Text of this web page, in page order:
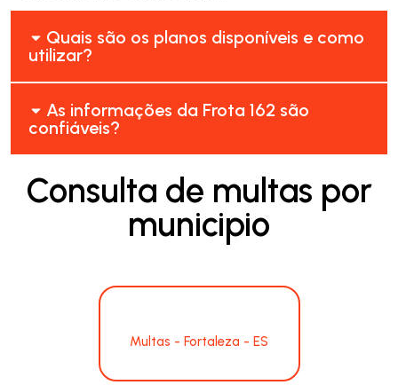
Quais são os planos disponíveis e como
utilizar?
As informações da Frota 162 são
confiáveis?
Consulta de multas por
municipio
Multas - Fortaleza - ES